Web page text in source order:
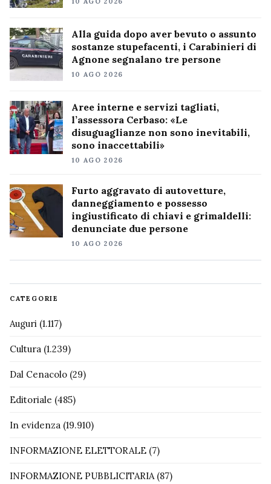
Alla guida dopo aver bevuto o assunto
sostanze stupefacenti, i Carabinieri di
Agnone segnalano tre persone
10 AGO 2026
Aree interne e servizi tagliati,
l’assessora Cerbaso: «Le
disuguaglianze non sono inevitabili,
sono inaccettabili»
10 AGO 2026
Furto aggravato di autovetture,
danneggiamento e possesso
ingiustificato di chiavi e grimaldelli:
denunciate due persone
10 AGO 2026
CATEGORIE
Auguri (1.117)
Cultura (1.239)
Dal Cenacolo (29)
Editoriale (485)
In evidenza (19.910)
INFORMAZIONE ELETTORALE (7)
INFORMAZIONE PUBBLICITARIA(87)